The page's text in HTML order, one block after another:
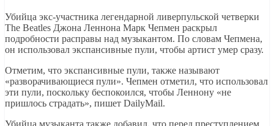
Убийца экс-участника легендарной ливерпульской четверки
The Beatles Джона Леннона Марк Чепмен раскрыл
подробности расправы над музыкантом. По словам Чепмена,
он использовал экспансивные пули, чтобы артист умер сразу.
Отметим, что экспансивные пули, также называют
«разворачивающиеся пули». Чепмен отметил, что использовал
эти пули, поскольку беспокоился, чтобы Леннону «не
пришлось страдать», пишет DailyMail.